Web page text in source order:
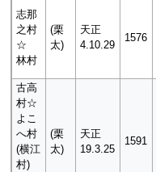
志那
之村
☆
林村
(栗
太)
天正
4.10.29
1576
古高
村☆
よこ
へ村
(横江
村)
(栗
太)
天正
19.3.25
1591